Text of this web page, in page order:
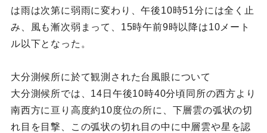
は雨は次第に弱雨に変わり、午後10時51分には全く止
み、風も漸次弱まって、15時午前9時以降は10メート
ル以下となった。
大分測候所に於て観測された台風眼について
大分測候所では、14日午後10時40分頃同所の西方より
南西方に亘り高度約10度位の所に、下層雲の弧状の切
れ目を目撃、この弧状の切れ目の中に中層雲や星を認